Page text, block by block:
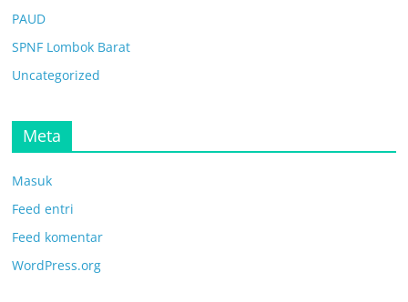
PAUD
SPNF Lombok Barat
Uncategorized
Meta
Masuk
Feed entri
Feed komentar
WordPress.org